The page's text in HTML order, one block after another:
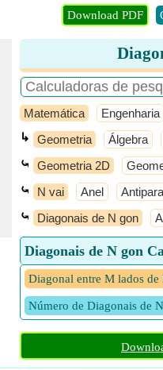
Download PDF
Matemática Engenharia
↳ Geometria Álgebra
⤿ Geometria 2D
⤿ N vai Anel
⤿ Diagonais de N gon
Diagonais de N gon
Diagonal entre M lados de
Número de Diagonais de